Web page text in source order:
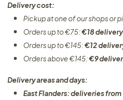
Delivery cost:
Pickup at one of our shops or
Orders up to €75:€18 delivery
Orders up to €145:€12
Orders above €145:€9
Delivery areas and days:
East Flanders: deliveries